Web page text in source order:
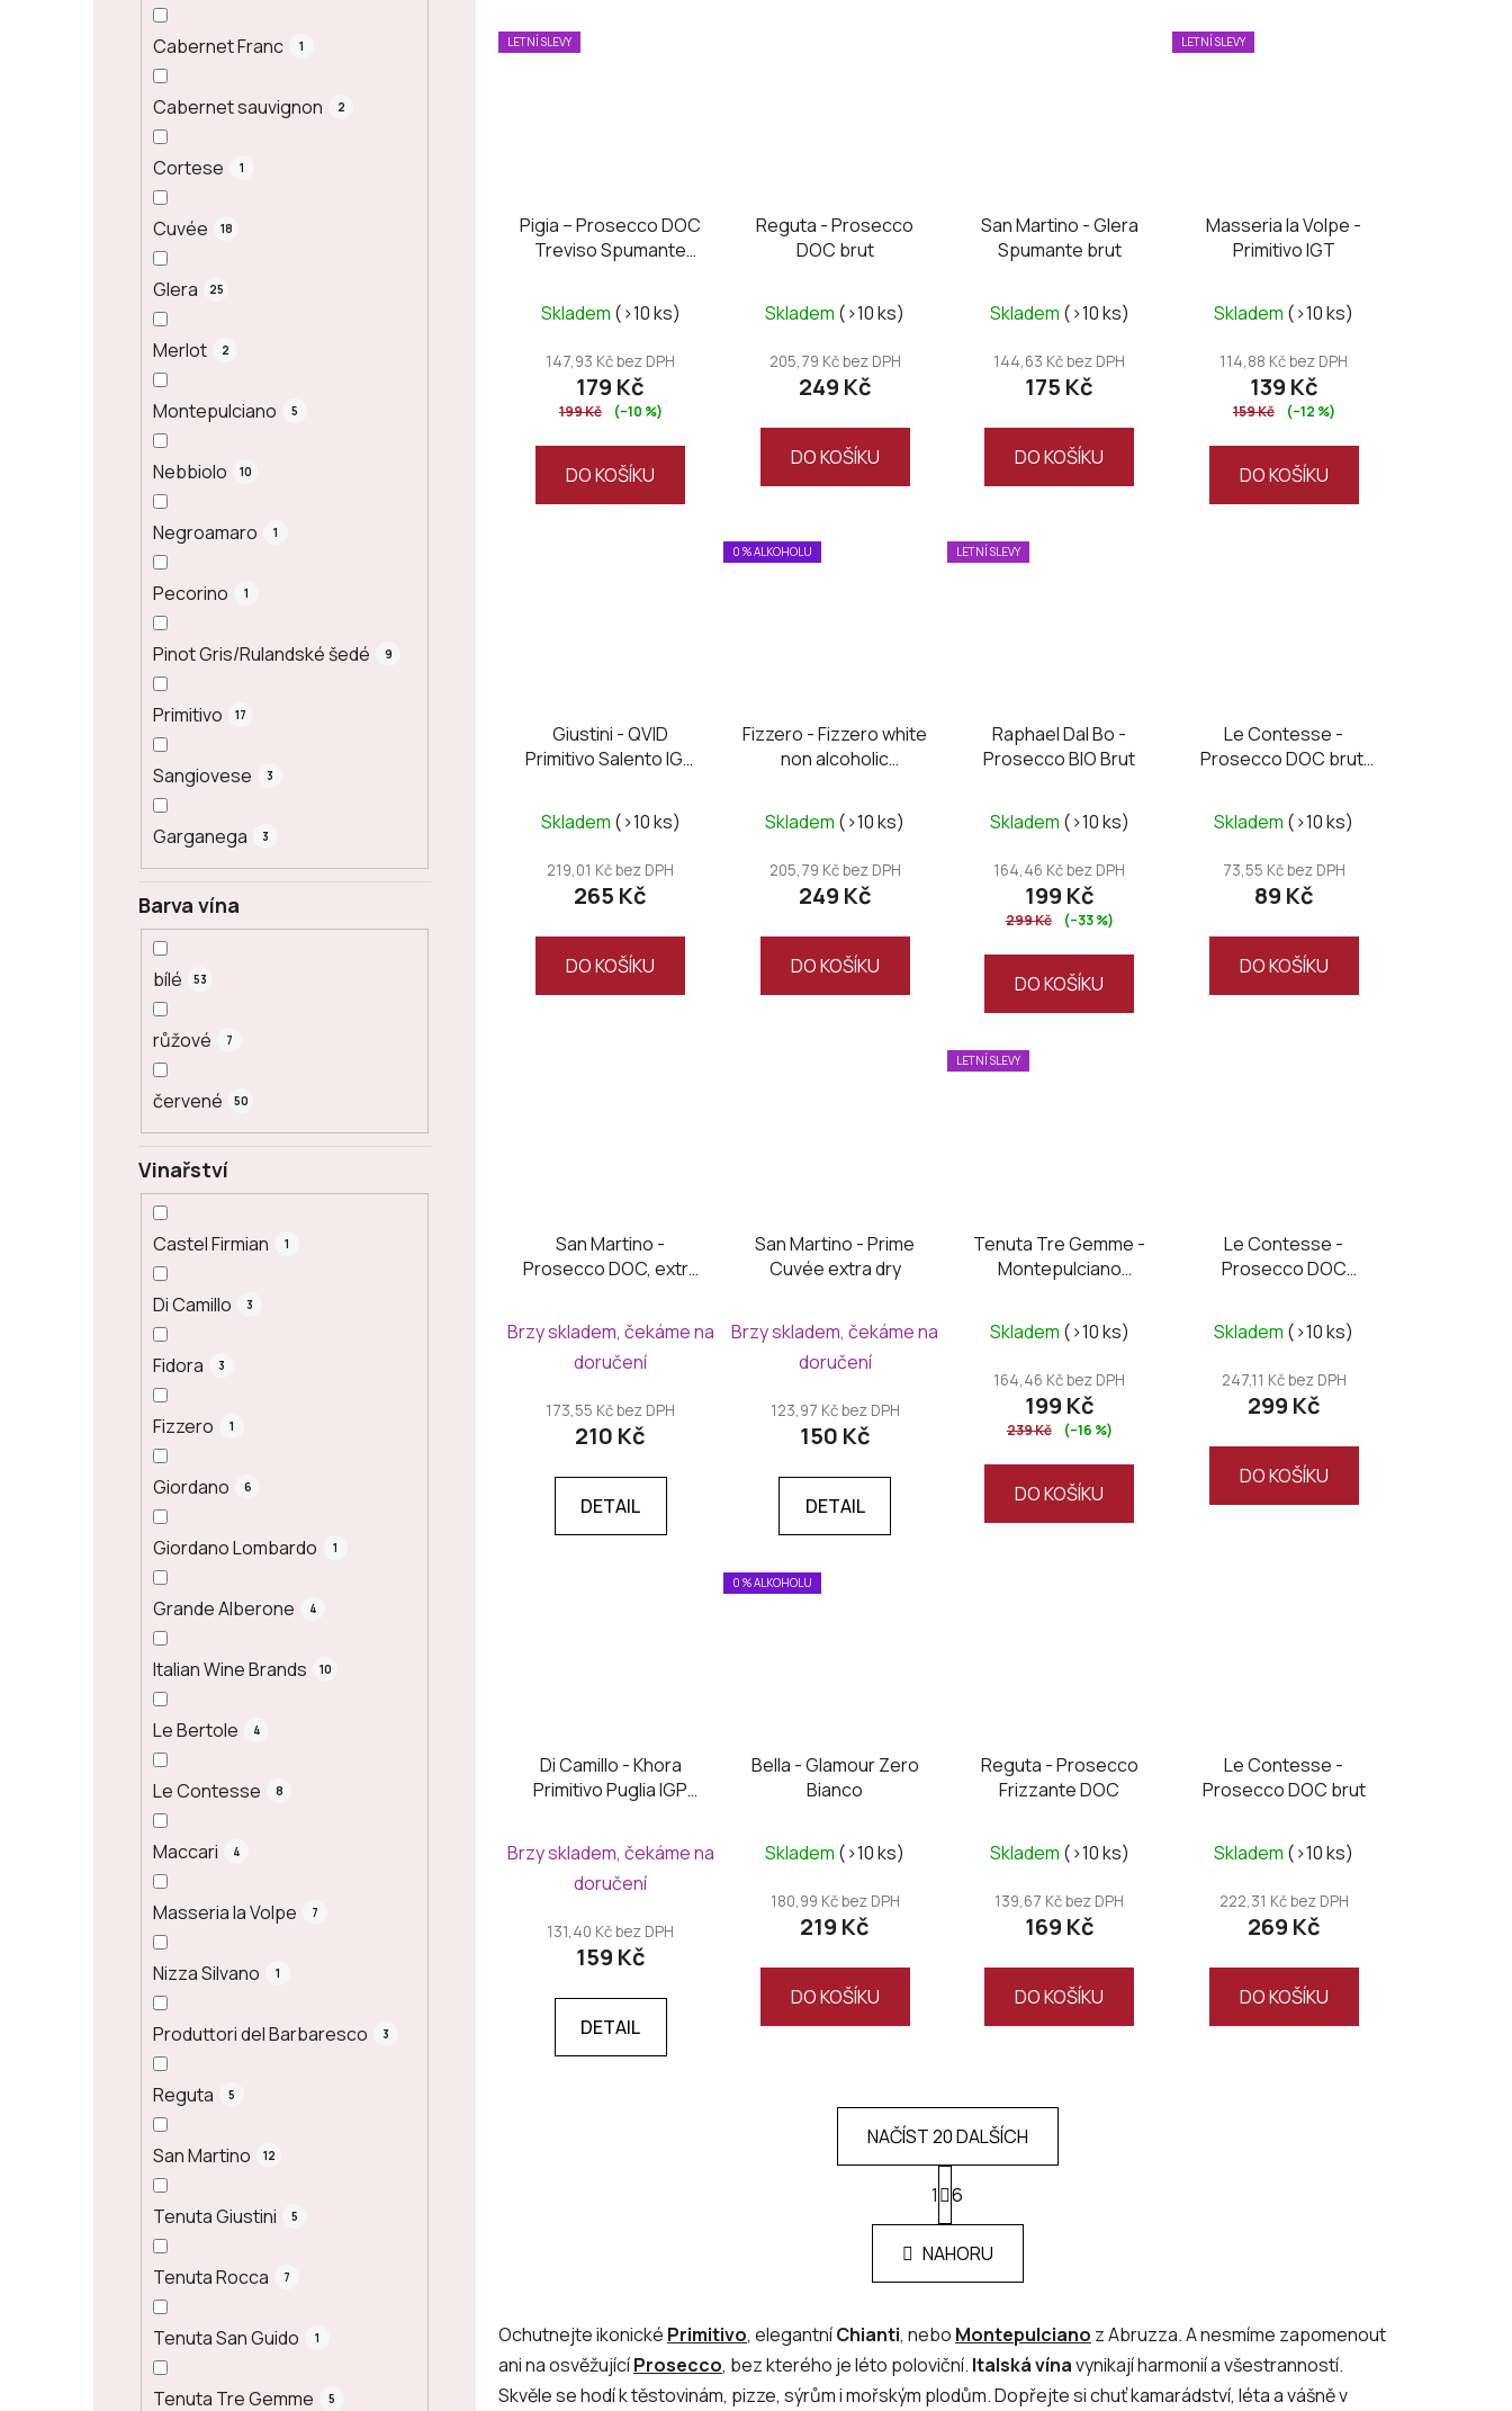
Cabernet Franc 1
Cabernet sauvignon 2
Cortese 1
Cuvée 18
Glera 25
Merlot 2
Montepulciano 5
Nebbiolo 10
Negroamaro 1
Pecorino 1
Pinot Gris/Rulandské šedé 9
Primitivo 17
Sangiovese 3
Garganega 3
Barva vína
bílé 53
růžové 7
červené 50
Vinařství
Castel Firmian 1
Di Camillo 3
Fidora 3
Fizzero 1
Giordano 6
Giordano Lombardo 1
Grande Alberone 4
Italian Wine Brands 10
Le Bertole 4
Le Contesse 8
Maccari 4
Masseria la Volpe 7
Nizza Silvano 1
Produttori del Barbaresco 3
Reguta 5
San Martino 12
Tenuta Giustini 5
Tenuta Rocca 7
Tenuta San Guido 1
Tenuta Tre Gemme 5
LETNÍ SLEVY
Pigia – Prosecco DOC
Treviso Spumante
Skladem (>10 ks)
147,93 Kč bez DPH
179 Kč
199 Kč (–10 %)
DO KOŠÍKU
Reguta - Prosecco
DOC brut
hodnocení
produktu
je
z
Skladem (>10 ks)
205,79 Kč bez DPH
249 Kč
DO KOŠÍKU
San Martino - Glera
Spumante brut
Skladem (>10 ks)
144,63 Kč bez DPH
175 Kč
DO KOŠÍKU
LETNÍ SLEVY
Masseria la Volpe -
Primitivo IGT
Skladem (>10 ks)
114,88 Kč bez DPH
139 Kč
159 Kč (–12 %)
DO KOŠÍKU
Giustini - QVID
Primitivo Salento IGT
Skladem (>10 ks)
219,01 Kč bez DPH
265 Kč
DO KOŠÍKU
0 % ALKOHOLU
Fizzero - Fizzero white
non alcoholic
Skladem (>10 ks)
205,79 Kč bez DPH
249 Kč
DO KOŠÍKU
LETNÍ SLEVY
Raphael Dal Bo -
Prosecco BIO Brut
Skladem (>10 ks)
164,46 Kč bez DPH
199 Kč
299 Kč (–33 %)
DO KOŠÍKU
Le Contesse -
Prosecco DOC brut,
Skladem (>10 ks)
73,55 Kč bez DPH
89 Kč
DO KOŠÍKU
San Martino -
Prosecco DOC, extra
Brzy skladem, čekáme na
doručení
173,55 Kč bez DPH
210 Kč
DETAIL
San Martino - Prime
Cuvée extra dry
Brzy skladem, čekáme na
doručení
123,97 Kč bez DPH
150 Kč
DETAIL
LETNÍ SLEVY
Tenuta Tre Gemme -
Montepulciano
Santirene 2020
Skladem (>10 ks)
164,46 Kč bez DPH
199 Kč
239 Kč (–16 %)
DO KOŠÍKU
Le Contesse -
Prosecco DOC
Skladem (>10 ks)
247,11 Kč bez DPH
299 Kč
DO KOŠÍKU
Di Camillo - Khora
Primitivo Puglia IGP
Brzy skladem, čekáme na
doručení
131,40 Kč bez DPH
159 Kč
DETAIL
0 % ALKOHOLU
Bella - Glamour Zero
Bianco
Skladem (>10 ks)
180,99 Kč bez DPH
219 Kč
DO KOŠÍKU
Reguta - Prosecco
Frizzante DOC
Skladem (>10 ks)
139,67 Kč bez DPH
169 Kč
DO KOŠÍKU
Le Contesse -
Prosecco DOC brut
Skladem (>10 ks)
222,31 Kč bez DPH
269 Kč
DO KOŠÍKU
O
v
l
á
a
c
í
p
NAČÍST 20 DALŠÍCH
S
t
r
n
k
v
á
n
í
1 6
NAHORU
Ochutnejte ikonické Primitivo, elegantníChianti, nebo Montepulciano z Abruzza. A nesmíme zapomenout
ani na osvěžujícíProsecco, bez kterého je léto poloviční. Italská vínavynikají harmonií a všestranností.
Skvěle se hodí k těstovinám, pizze, sýrům i mořským plodům. Dopřejte si chuť kamarádství, léta a vášně v